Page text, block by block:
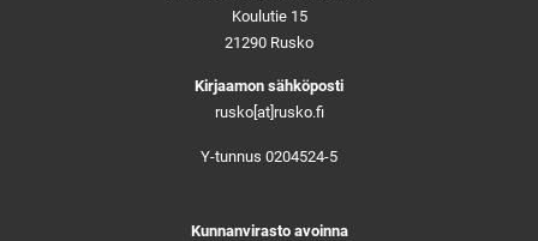
Koulutie 15
21290 Rusko
Kirjaamon sähköposti
rusko[at]rusko.fi
Y-tunnus 0204524-5
Kunnanvirasto avoinna